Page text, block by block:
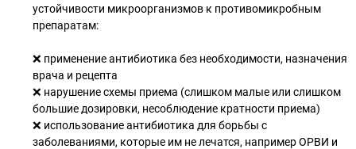
устойчивости микроорганизмов к противомикробным
препаратам:
❌ применение антибиотика без необходимости, назначения
врача и рецепта
❌ нарушение схемы приема (слишком малые или слишком
большие дозировки, несоблюдение кратности приема)
❌ использование антибиотика для борьбы с
заболеваниями, которые им не лечатся, например ОРВИ и